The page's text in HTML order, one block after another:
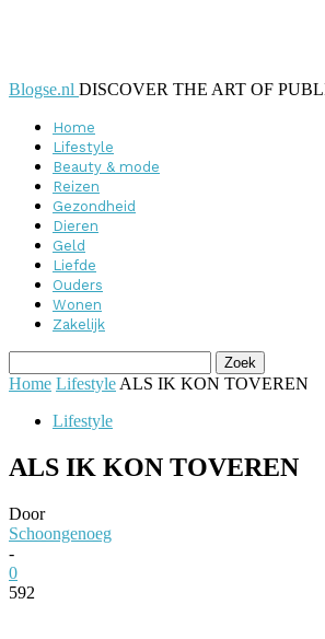
Blogse.nl DISCOVER THE ART OF
Home
Lifestyle
Beauty & mode
Reizen
Gezondheid
Dieren
Geld
Liefde
Ouders
Wonen
Zakelijk
Home Lifestyle ALS IK KON TOVEREN
Lifestyle
ALS IK KON TOVEREN
Door
Schoongenoeg
-
0
592